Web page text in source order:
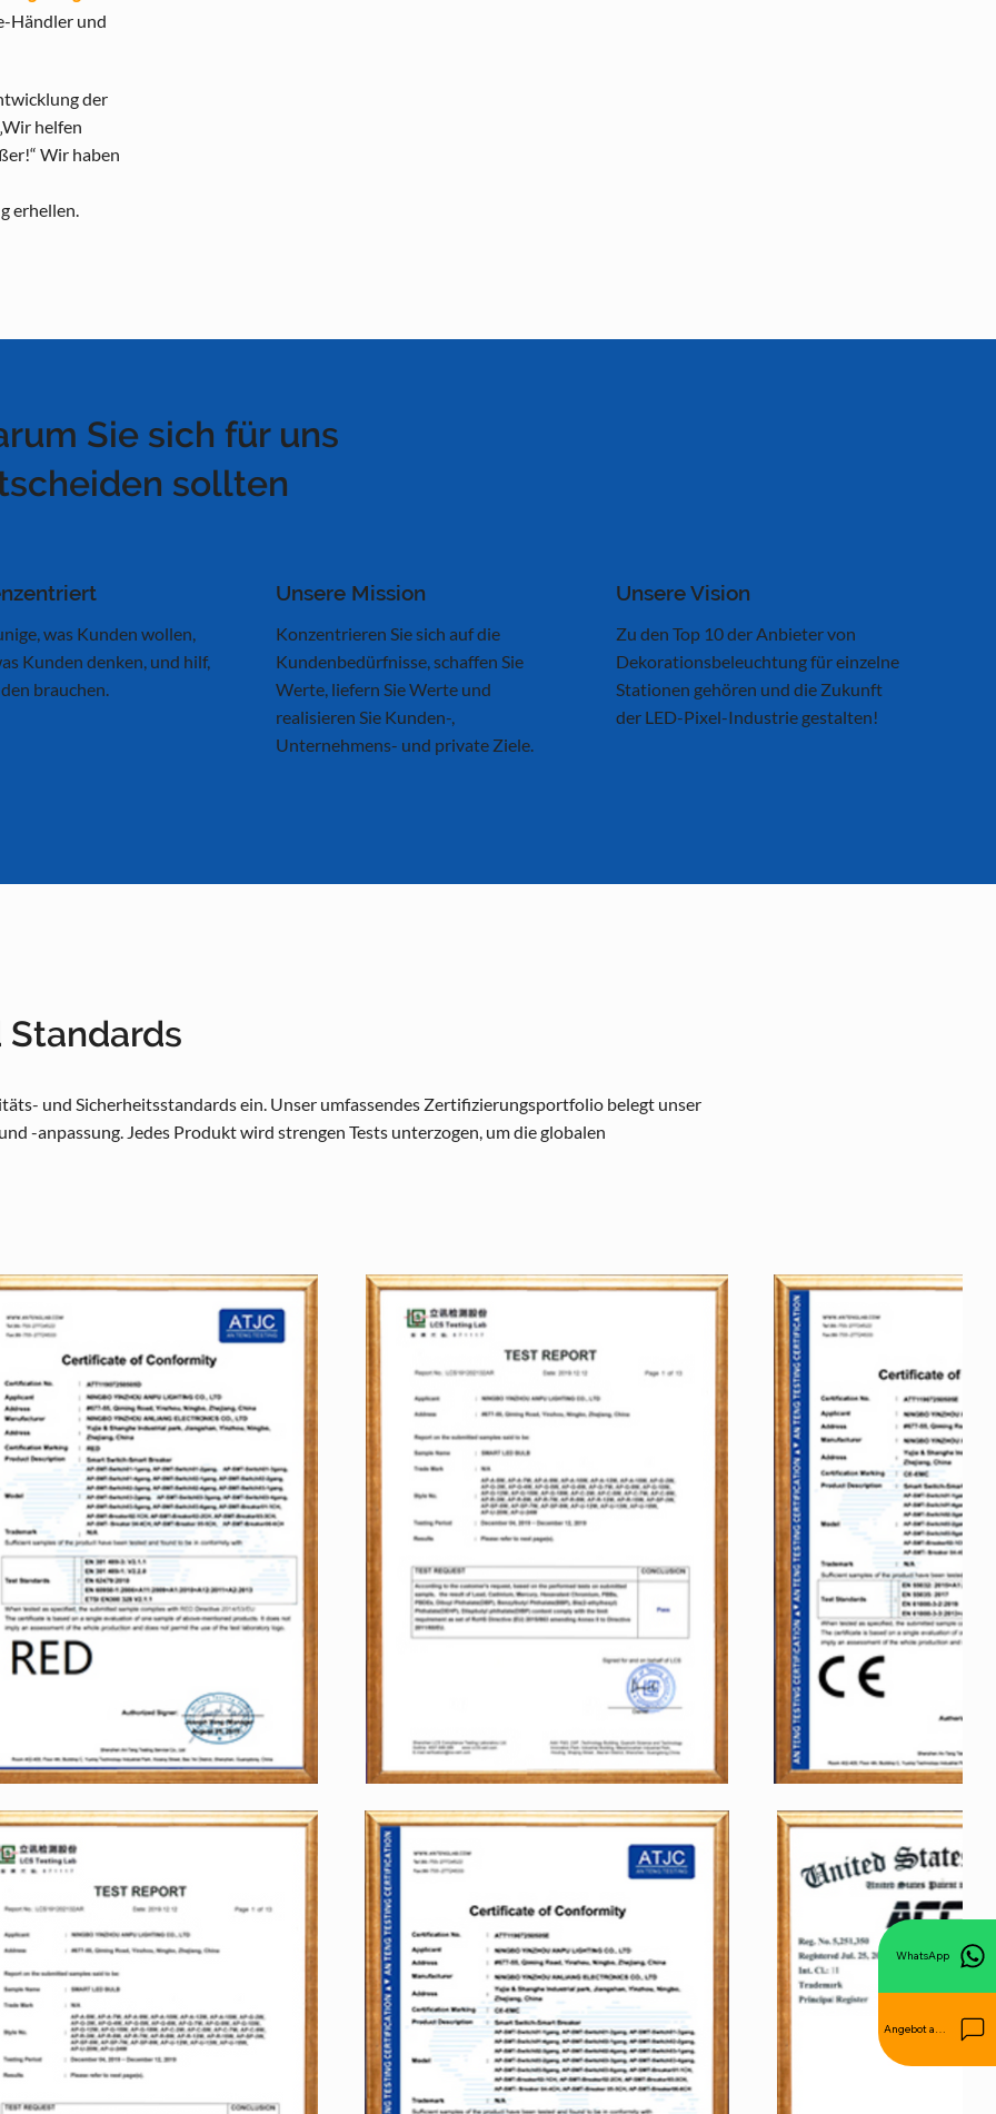
Händler und
der
helfen
Wir haben
erhellen.
und Sicherheitsstandards ein. Unser umfassendes Zertifizierungsportfolio belegt unser
-anpassung. Jedes Produkt wird strengen Tests unterzogen, um die globalen
Sie sich für uns
sollten
was Kunden wollen,
Kunden denken, und hilf,
brauchen.
Unsere Mission
Konzentrieren Sie sich auf die
Kundenbedürfnisse, schaffen Sie
Werte, liefern Sie Werte und
realisieren Sie Kunden-,
Unternehmens- und private Ziele.
Unsere Vision
Zu den Top 10 der Anbieter von
Dekorationsbeleuchtung für einzelne
Stationen gehören und die Zukunft
der LED-Pixel-Industrie gestalten!
WhatsApp
Angebot anfordern